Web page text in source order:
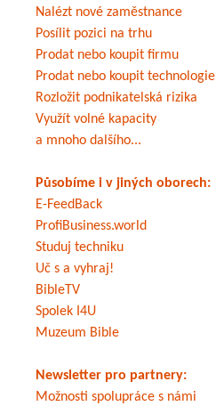
Nalézt nové zaměstnance
Posílit pozici na trhu
Prodat nebo koupit firmu
Prodat nebo koupit technologie
Rozložit podnikatelská rizika
Využít volné kapacity
a mnoho dalšího...
Působíme i v jiných oborech:
E-FeedBack
ProfiBusiness.world
Studuj techniku
Uč s a vyhraj!
BibleTV
Spolek I4U
Muzeum Bible
Newsletter pro partnery:
Možnosti spolupráce s námi